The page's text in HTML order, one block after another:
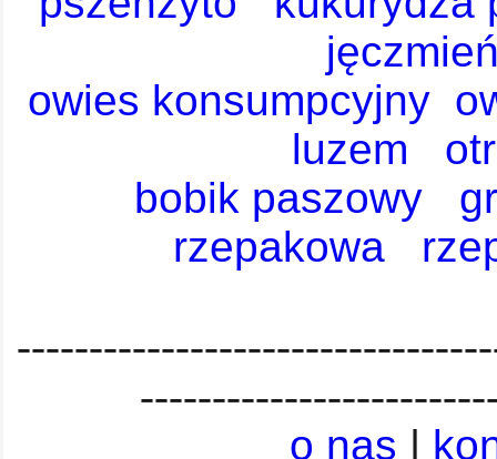
owies konsumpcyjny
luzem
bobik paszowy
rzepakowa
o nas |